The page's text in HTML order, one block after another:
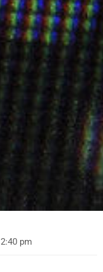
2:40 pm